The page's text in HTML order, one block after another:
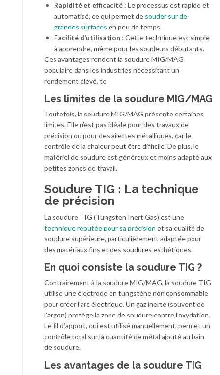
Rapidité et efficacité : Le processus est rapide et
automatisé, ce qui permet de souder sur de
grandes surfaces en peu de temps.
Facilité d’utilisation : Cette technique est simple
à apprendre, même pour les soudeurs débutants.
Ces avantages rendent la soudure MIG/MAG
populaire dans les industries nécessitant un
rendement élevé, te
Les limites de la soudure MIG/MAG
Toutefois, la soudure MIG/MAG présente certaines
limites. Elle n’est pas idéale pour des travaux de
précision ou pour des ailettes métalliques, car le
contrôle de la chaleur peut être difficile. De plus, le
matériel de soudure est généreux et moins adapté aux
petites zones de travail.
Soudure TIG : La technique
de précision
La soudure TIG (Tungsten Inert Gas) est une
technique réputée pour sa précision et sa qualité de
soudure supérieure, particulièrement adaptée pour
des matériaux fins et des soudures esthétiques.
En quoi consiste la soudure TIG ?
Contrairement à la soudure MIG/MAG, la soudure TIG
utilise une électrode en tungstène non consommable
pour créer l’arc électrique. Un gaz inerte (souvent de
l’argon) protège la zone de soudure contre l’oxydation.
Le fil d’apport, qui est utilisé manuellement, permet un
contrôle total sur la quantité de métal ajouté au bain
de soudure.
Les avantages de la soudure TIG